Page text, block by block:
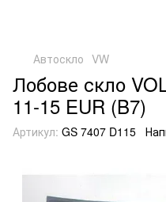
Автоскло VW
Лобове скло
11-15 EUR (B7)
Артикул: GS 7407 D115